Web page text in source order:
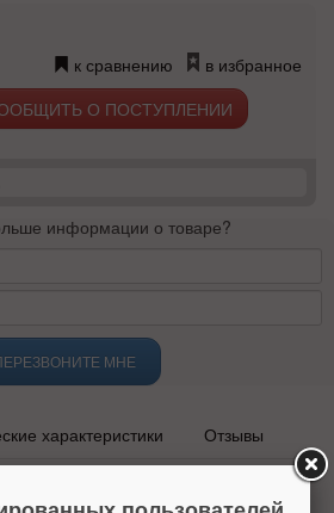
к сравнению в избранное
О ПОСТУПЛЕНИИ
информации о товаре?
МНЕ
характеристики Отзывы